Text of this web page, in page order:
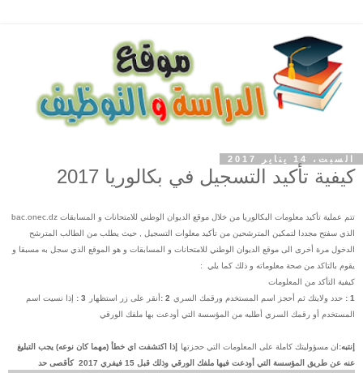
السبت، 14 يناير 2017
كيفية تأكيد التسجيل في بكالوريا 2017
الذي سفتح مجددا لتمكين المترشحين من تأكيد معلوات التسجيل , حيث يطلب من الطالب المترشح
الدخول مرة أخرى الى موقع الديوان الوطني للامتحانات و المسابقات و هو الموقع الذي سجل به مسبقا و
يقوم بالتاكد من صحة معلوماته و ذلك كما يلي :
كيفية التأكد من المعلومات
1 :
حدد ولايتك ثم أحجز اسم المستخدم ورقمك السري 2 : أنقر على زر استظهار 3 :
إذا نسيت اسم
المستخدم أو رقمك السري أطلبه من المؤسسة التي أودعت بها ملفك الورقي
إنتبه:ان مسؤوليتك كاملة على المعلومات التي حجزتها
إذا اكتشفت اي خطأ (مهما كان نوعه) يجب التبليغ
عنه عن طريق المؤسسة التي أودعت فيها ملفك الورقي وذلك قبل 15 فيفري
2017 كأقصى حد